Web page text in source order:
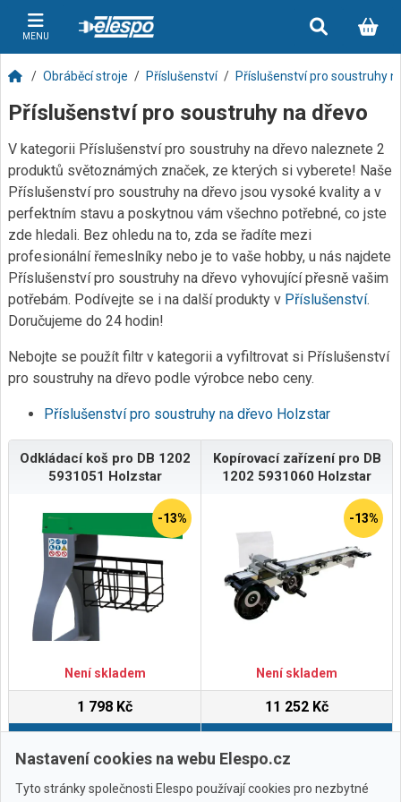
MENU
Obráběcí stroje Příslušenství Příslušenství pro soustruhy
Příslušenství pro soustruhy na dřevo
V kategorii Příslušenství pro soustruhy na dřevo naleznete 2
produktů světoznámých značek, ze kterých si vyberete! Naše
Příslušenství pro soustruhy na dřevo jsou vysoké kvality a v
perfektním stavu a poskytnou vám všechno potřebné, co jste
zde hledali. Bez ohledu na to, zda se řadíte mezi
profesionální řemeslníky nebo je to vaše hobby, u nás najdete
Příslušenství pro soustruhy na dřevo vyhovující přesně vašim
potřebám. Podívejte se i na další produkty v Příslušenství.
Doručujeme do 24 hodin!
Nebojte se použít filtr v kategorii a vyfiltrovat si Příslušenství
pro soustruhy na dřevo podle výrobce nebo ceny.
Příslušenství pro soustruhy na dřevo Holzstar
Odkládací koš pro DB 1202
5931051 Holzstar
-13%
Není skladem
1 798 Kč
Kopírovací zařízení pro DB
1202 5931060 Holzstar
-13%
Není skladem
11 252 Kč
Nastavení cookies na webu Elespo.cz
Tyto stránky společnosti Elespo používají cookies pro nezbytné